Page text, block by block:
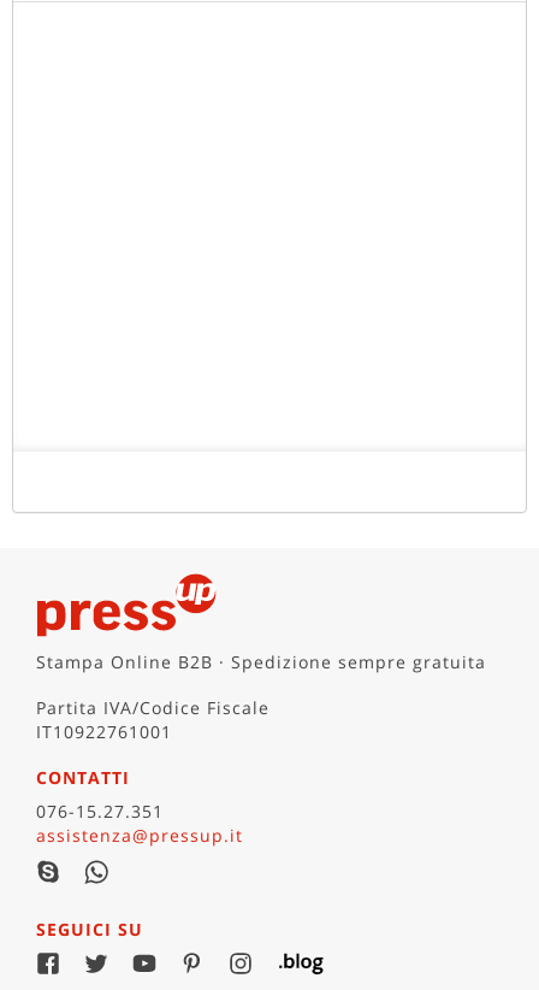
Stampa Online B2B · Spedizione sempre gratuita
Partita IVA/Codice Fiscale
IT10922761001
CONTATTI
076-15.27.351
assistenza@pressup.it
SEGUICI SU